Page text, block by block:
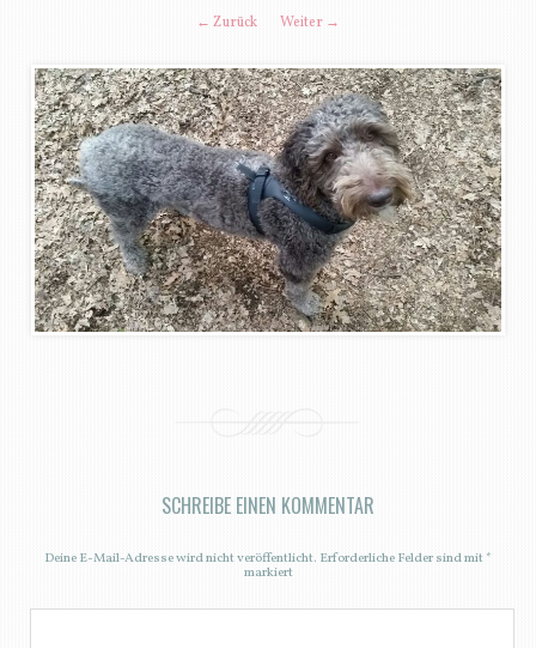
← Zurück Weiter →
SCHREIBE EINEN KOMMENTAR
Deine E-Mail-Adresse wird nicht veröffentlicht. Erforderliche Felder sind mit*
markiert